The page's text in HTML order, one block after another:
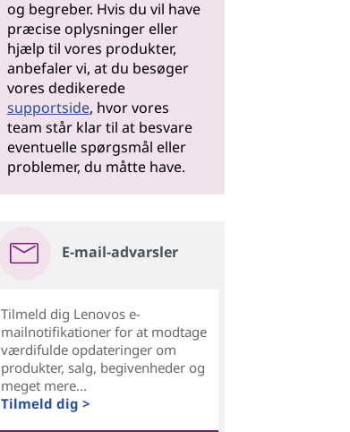
og begreber. Hvis du vil have
præcise oplysninger eller
hjælp til vores produkter,
anbefaler vi, at du besøger
vores dedikerede
supportside, hvor vores
team står klar til at besvare
eventuelle spørgsmål eller
problemer, du måtte have.
E-mail-advarsler
Tilmeld dig Lenovos e-
mailnotifikationer for at modtage
værdifulde opdateringer om
produkter, salg, begivenheder og
meget mere...
Tilmeld dig >